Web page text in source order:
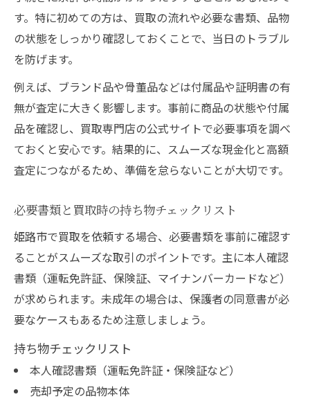
す。特に初めての方は、買取の流れや必要な書類、品物
の状態をしっかり確認しておくことで、当日のトラブル
を防げます。
例えば、ブランド品や骨董品などは付属品や証明書の有
無が査定に大きく影響します。事前に商品の状態や付属
品を確認し、買取専門店の公式サイトで必要事項を調べ
ておくと安心です。結果的に、スムーズな現金化と高額
査定につながるため、準備を怠らないことが大切です。
必要書類と買取時の持ち物チェックリスト
姫路市で買取を依頼する場合、必要書類を事前に確認す
ることがスムーズな取引のポイントです。主に本人確認
書類（運転免許証、保険証、マイナンバーカードなど）
が求められます。未成年の場合は、保護者の同意書が必
要なケースもあるため注意しましょう。
持ち物チェックリスト
本人確認書類（運転免許証・保険証など）
売却予定の品物本体